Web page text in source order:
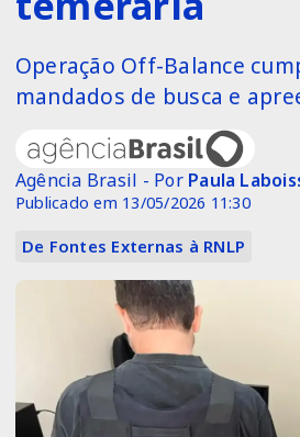
Operação Off-Balance
mandados de busca e
Agência Brasil - Por Paula
Publicado em 13/05/2026 11:30
De Fontes Externas à RNLP